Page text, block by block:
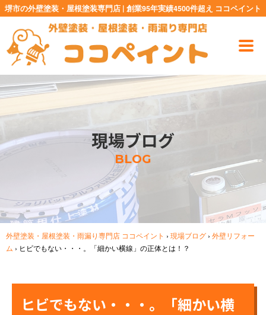
堺市の外壁塗装・屋根塗装専門店 | 創業95年実績4500件超え ココペイント
現場ブログ
BLOG
外壁塗装・屋根塗装・雨漏り専門店 ココペイント › 現場ブログ › 外壁リフォー
ム › ヒビでもない・・・。「細かい横線」の正体とは！？
ヒビでもない・・・。「細かい横